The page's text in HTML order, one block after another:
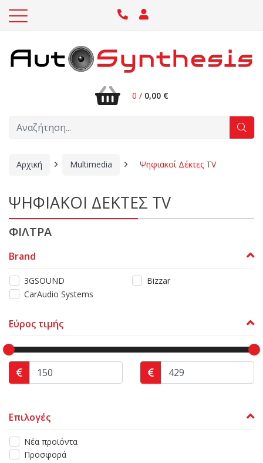
0 / 0,00 €
Αρχική Multimedia Ψηφιακοί Δέκτες TV
ΨΗΦΙΑΚΟΙ ΔΕΚΤΕΣ TV
ΦΙΛΤΡΑ
Brand
3GSOUND
Bizzar
CarAudio Systems
Εύρος τιμής
Επιλογές
Νέα προϊόντα
Προσφορά